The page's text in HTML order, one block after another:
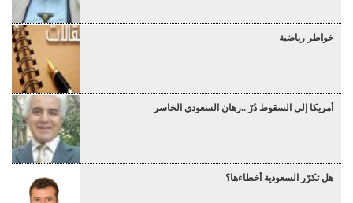
خواطر رياضية
أمريكا إلى السقوط دُرْ ..رهان السعودي الخاسر
هل تكرّر السعودية أخطاءها؟